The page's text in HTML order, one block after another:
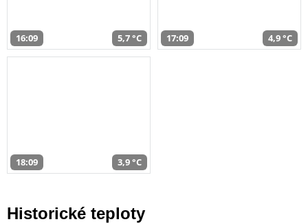
16:09 5,7 °C 17:09 4,9 °C
18:09 3,9 °C
Historické teploty